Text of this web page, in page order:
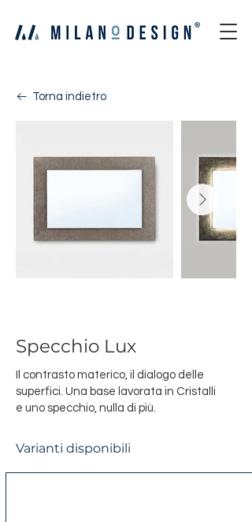
Torna indietro
Specchio Lux
Il contrasto materico, il dialogo delle
superfici. Una base lavorata in Cristalli
e uno specchio, nulla di più.
Varianti disponibili